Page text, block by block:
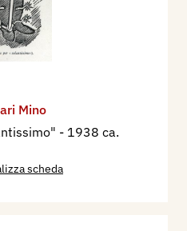
Mino
- 1938 ca.
scheda